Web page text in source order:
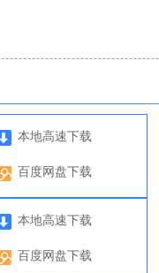
本地高速下载
百度网盘下载
本地高速下载
百度网盘下载